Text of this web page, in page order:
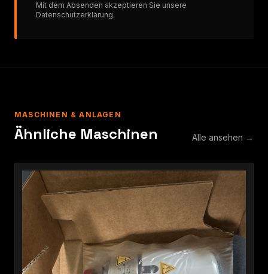
Mit dem Absenden akzeptieren Sie unsere
Datenschutzerklärung.
MASCHINEN & ANLAGEN
Ähnliche Maschinen Alle ansehen →